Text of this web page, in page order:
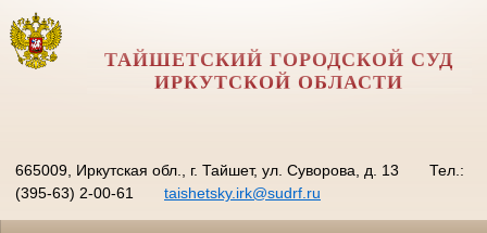
ТАЙШЕТСКИЙ ГОРОДСКОЙ СУД
ИРКУТСКОЙ ОБЛАСТИ
665009, Иркутская обл., г. Тайшет, ул. Суворова, д. 13
Тел.:
(395-63) 2-00-61
taishetsky.irk@sudrf.ru